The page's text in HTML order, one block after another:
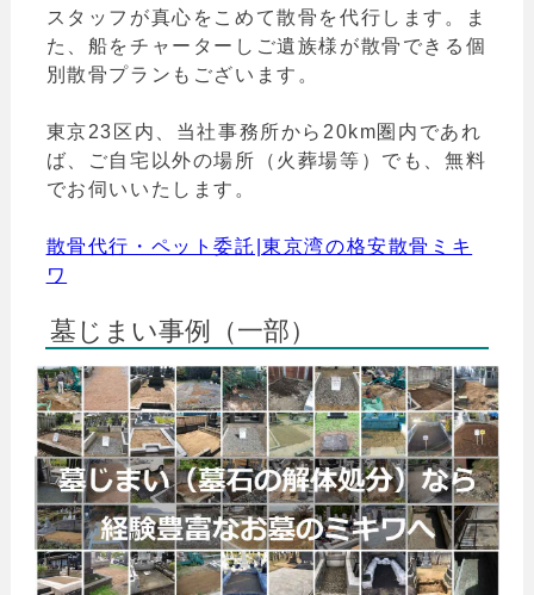
スタッフが真心をこめて散骨を代行します。ま
た、船をチャーターしご遺族様が散骨できる個
別散骨プランもございます。
東京23区内、当社事務所から20km圏内であれ
ば、ご自宅以外の場所（火葬場等）でも、無料
でお伺いいたします。
散骨代行・ペット委託|東京湾の格安散骨ミキ
ワ
墓じまい事例（一部）